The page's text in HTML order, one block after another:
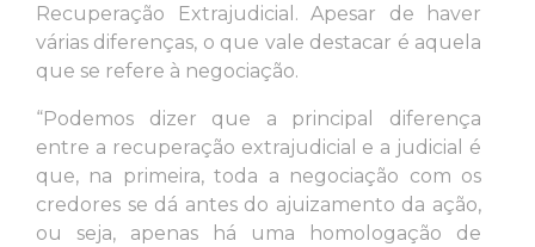
Recuperação Extrajudicial. Apesar de haver
várias diferenças, o que vale destacar é aquela
que se refere à negociação.
“Podemos dizer que a principal diferença
entre a recuperação extrajudicial e a judicial é
que, na primeira, toda a negociação com os
credores se dá antes do ajuizamento da ação,
ou seja, apenas há uma homologação de